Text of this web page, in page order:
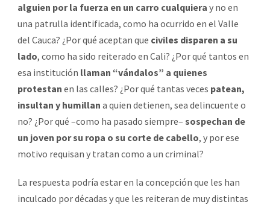
alguien por la fuerza en un carro cualquiera y no en
una patrulla identificada, como ha ocurrido en el Valle
del Cauca? ¿Por qué aceptan que civiles disparen a su
lado, como ha sido reiterado en Cali? ¿Por qué tantos en
esa institución llaman “vándalos” a quienes
protestan en las calles? ¿Por qué tantas veces patean,
insultan y humillan a quien detienen, sea delincuente o
no? ¿Por qué –como ha pasado siempre– sospechan de
un joven por su ropa o su corte de cabello, y por ese
motivo requisan y tratan como a un criminal?
La respuesta podría estar en la concepción que les han
inculcado por décadas y que les reiteran de muy distintas